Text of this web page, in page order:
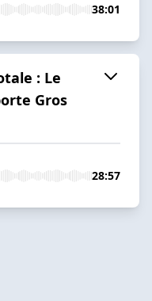
38:01
: Le
Gros
28:57